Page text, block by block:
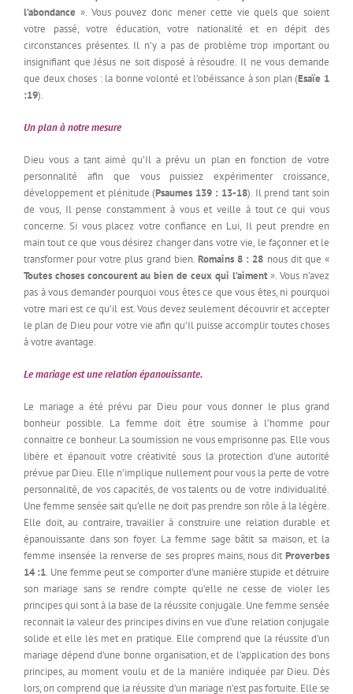
l’abondance ». Vous pouvez donc mener cette vie quels que soient
votre passé, votre éducation, votre nationalité et en dépit des
circonstances présentes. Il n’y a pas de problème trop important ou
insignifiant que Jésus ne soit disposé à résoudre. Il ne vous demande
que deux choses : la bonne volonté et l’obéissance à son plan (Esaïe 1
:19).
Un plan à notre mesure
Dieu vous a tant aimé qu’Il a prévu un plan en fonction de votre
personnalité afin que vous puissiez expérimenter croissance,
développement et plénitude (Psaumes 139 : 13-18). Il prend tant soin
de vous, Il pense constamment à vous et veille à tout ce qui vous
concerne. Si vous placez votre confiance en Lui, Il peut prendre en
main tout ce que vous désirez changer dans votre vie, le façonner et le
transformer pour votre plus grand bien. Romains 8 : 28 nous dit que «
Toutes choses concourent au bien de ceux qui l’aiment». Vous n’avez
pas à vous demander pourquoi vous êtes ce que vous êtes, ni pourquoi
votre mari est ce qu’il est. Vous devez seulement découvrir et accepter
le plan de Dieu pour votre vie afin qu’Il puisse accomplir toutes choses
à votre avantage.
Le mariage est une relation épanouissante.
Le mariage a été prévu par Dieu pour vous donner le plus grand
bonheur possible. La femme doit être soumise à l’homme pour
connaitre ce bonheur. La soumission ne vous emprisonne pas. Elle vous
libère et épanouit votre créativité sous la protection d’une autorité
prévue par Dieu. Elle n’implique nullement pour vous la perte de votre
personnalité, de vos capacités, de vos talents ou de votre individualité.
Une femme sensée sait qu’elle ne doit pas prendre son rôle à la légère.
Elle doit, au contraire, travailler à construire une relation durable et
épanouissante dans son foyer. La femme sage bâtit sa maison, et la
femme insensée la renverse de ses propres mains, nous dit Proverbes
14 :1. Une femme peut se comporter d’une manière stupide et détruire
son mariage sans se rendre compte qu’elle ne cesse de violer les
principes qui sont à la base de la réussite conjugale. Une femme sensée
reconnait la valeur des principes divins en vue d’une relation conjugale
solide et elle les met en pratique. Elle comprend que la réussite d’un
mariage dépend d’une bonne organisation, et de l’application des bons
principes, au moment voulu et de la manière indiquée par Dieu. Dès
lors, on comprend que la réussite d’un mariage n’est pas fortuite. Elle se